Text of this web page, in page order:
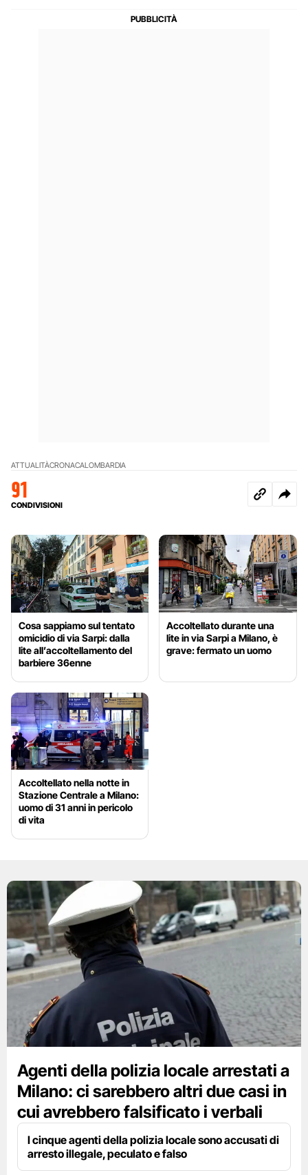
ATTUALITÀCRONACALOMBARDIA
91
CONDIVISIONI
Cosa sappiamo sul tentato
omicidio di via Sarpi: dalla
lite all’accoltellamento del
barbiere 36enne
Accoltellato durante una
lite in via Sarpi a Milano, è
grave: fermato un uomo
Accoltellato nella notte in
Stazione Centrale a Milano:
uomo di 31 anni in pericolo
di vita
Agenti della polizia locale arrestati a
Milano: ci sarebbero altri due casi in
cui avrebbero falsificato i verbali
I cinque agenti della polizia locale sono accusati di
arresto illegale, peculato e falso